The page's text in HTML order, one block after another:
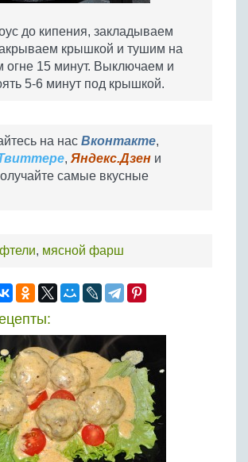
до кипения, закладываем
крышкой и тушим на
огне 15 минут. Выключаем и
5-6 минут под крышкой.
на нас Вконтакте,
, Яндекс.Дзен и
самые вкусные
, мясной фарш